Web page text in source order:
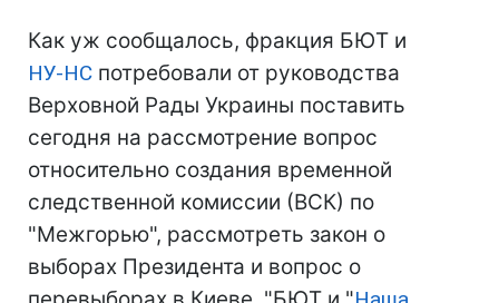
Как уж сообщалось, фракция БЮТ и
НУ-НС потребовали от руководства
Верховной Рады Украины поставить
сегодня на рассмотрение вопрос
относительно создания временной
следственной комиссии (ВСК) по
"Межгорью", рассмотреть закон о
выборах Президента и вопрос о